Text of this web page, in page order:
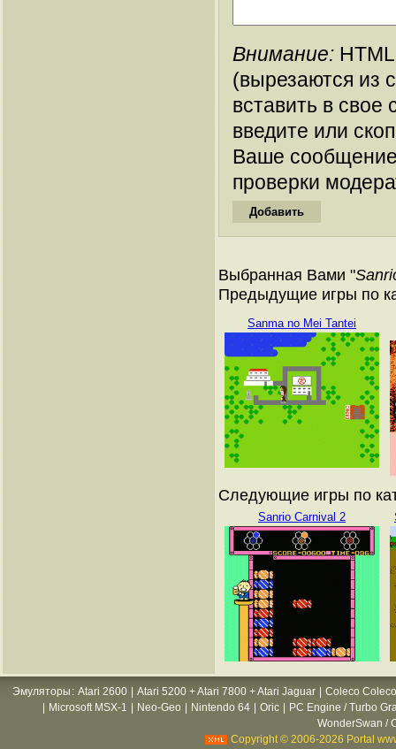
Внимание:
(вырезаются из
вставить в
введите или
Ваше
проверки
Выбранная Вами "
Предыдущие игры по
Sanma no Mei Tantei
Следующие игры по
Sanrio Carnival 2
Эмуляторы : Atari 2600 Atari 5200 + Atari 7800 + Atari Jaguar
Coleco
Microsoft MSX-1 Neo-Geo Nintendo 64 Oric
PC Engine / Turbo
WonderSwan /
Copyright © 2006-2026 Portal